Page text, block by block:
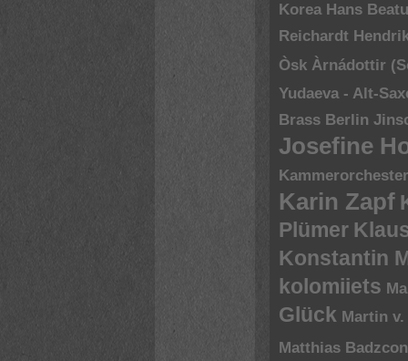
Korea Hans
Reichardt
Òsk Àrnádottir
Yudaeva - Alt-
Brass Berlin
Josefine
Karin Zapf
Plümer
Konstantin
kolomiiets
Glück Martin
Matthias